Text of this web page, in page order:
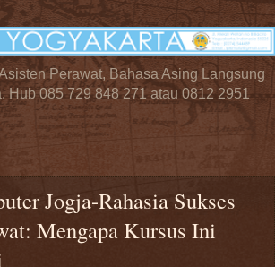
Perawat, Bahasa Asing Langsung
Hub 085 729 848 271 atau 0812 2951
Jogja-Rahasia Sukses
Mengapa Kursus Ini